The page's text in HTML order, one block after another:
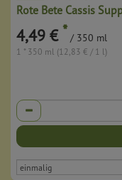
Rote Bete Cassis
4,49 € * / 350 ml
1 * 350 ml (12,83 € / 1 l)
Anzahl